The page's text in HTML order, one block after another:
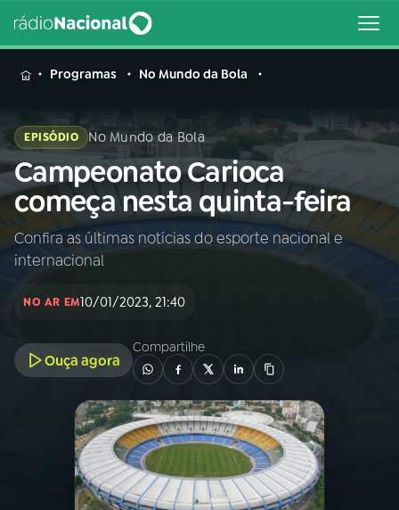
MENU
Buscar
na
Rádio
Nacional
Buscar
PROGRAMAÇÃO
PROGRAMAS
Programas No Mundo da Bola
EPISÓDIO No Mundo da Bola
Campeonato Carioca
começa nesta quinta-feira
Confira as últimas notícias do esporte nacional e
internacional
NO AR EM10/01/2023, 21:40
Ouça agora
Compartilhe